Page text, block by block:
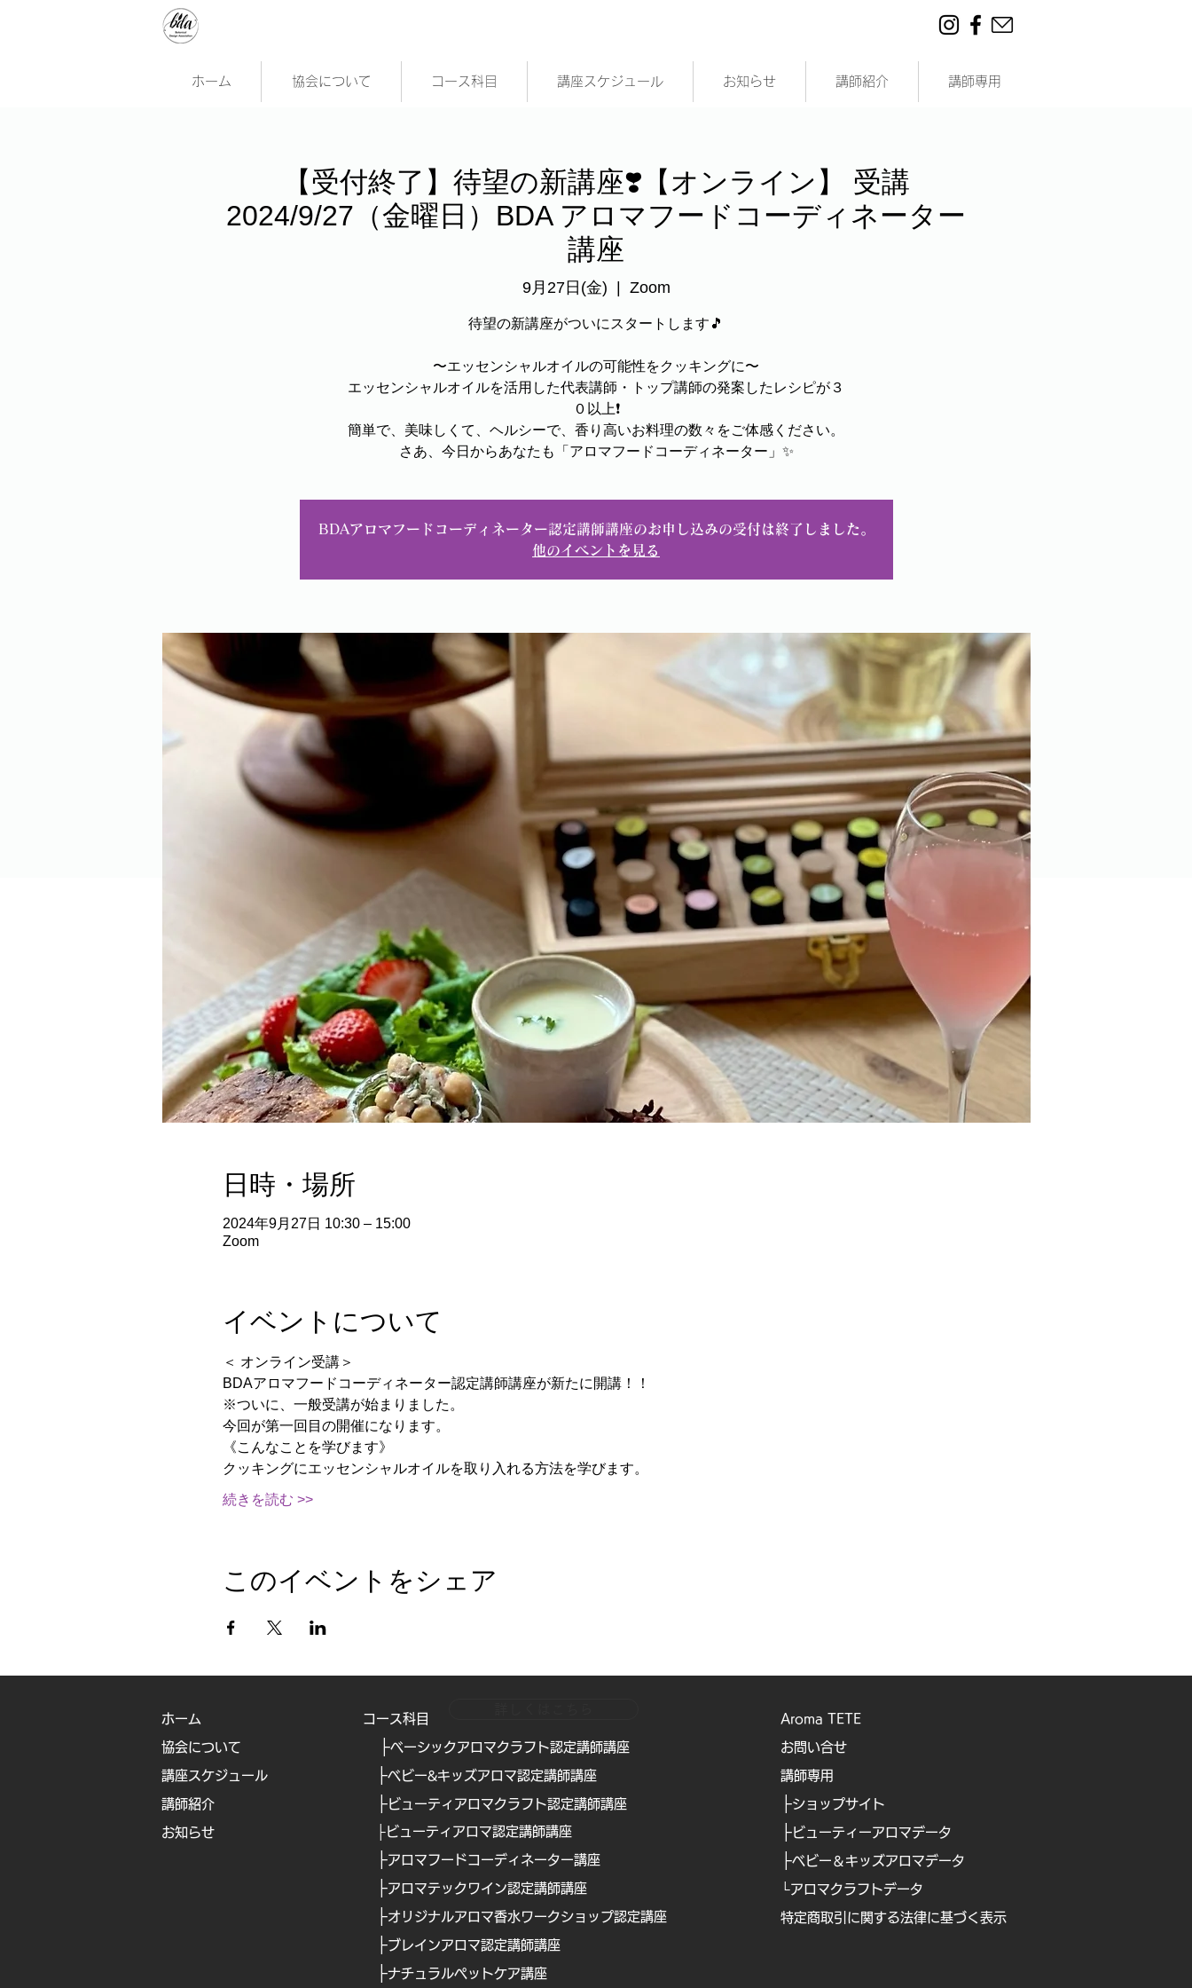
ホーム 協会について コース科目 講座スケジュール お知らせ 講師紹介 講師専用
【受付終了】待望の新講座❣️【オンライン】 受講
2024/9/27（金曜日）BDA アロマフードコーディネーター
講座
9月27日(金)
  |
Zoom
待望の新講座がついにスタートします🎵
〜エッセンシャルオイルの可能性をクッキングに〜
エッセンシャルオイルを活用した代表講師・トップ講師の発案したレシピが３
０以上❗️
簡単で、美味しくて、ヘルシーで、香り高いお料理の数々をご体感ください。
さあ、今日からあなたも「アロマフードコーディネーター」✨
BDAアロマフードコーディネーター認定講師講座のお申し込みの受付は終了しました。
他のイベントを見る
日時・場所
2024年9月27日 10:30 – 15:00
Zoom
イベントについて
＜ オンライン受講＞
BDAアロマフードコーディネーター認定講師講座が新たに開講！！
※ついに、一般受講が始まりました。
今回が第一回目の開催になります。
《こんなことを学びます》
クッキングにエッセンシャルオイルを取り入れる方法を学びます。
続きを読む >>
このイベントをシェア
ホーム
協会について
講座スケジュール
講師紹介
お知らせ
コース科目
├ベーシックアロマクラフト認定講師講座
├ベビー&キッズアロマ認定講師講座
├ ビューティアロマクラフト認定講師講座
├ ビューティアロマ認定講師講座
├アロマフードコーディネーター講座
├アロマテックワイン認定講師講座
├オリジナルアロマ香水ワークショップ認定講座
├ブレインアロマ認定講師講座
├ナチュラルペットケア講座
Aroma TETE
お問い合せ
​講師専用
├ショップサイト
├ ビューティーアロマデータ
├ベビー＆キッズアロマデータ
└アロマクラフトデータ
特定商取引に関する法律に基づく表示